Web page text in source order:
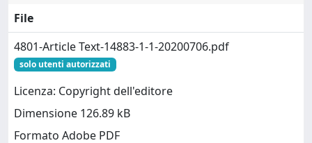
File
4801-Article Text-14883-1-1-20200706.pdf
solo utenti autorizzati
Licenza: Copyright dell'editore
Dimensione 126.89 kB
Formato Adobe PDF